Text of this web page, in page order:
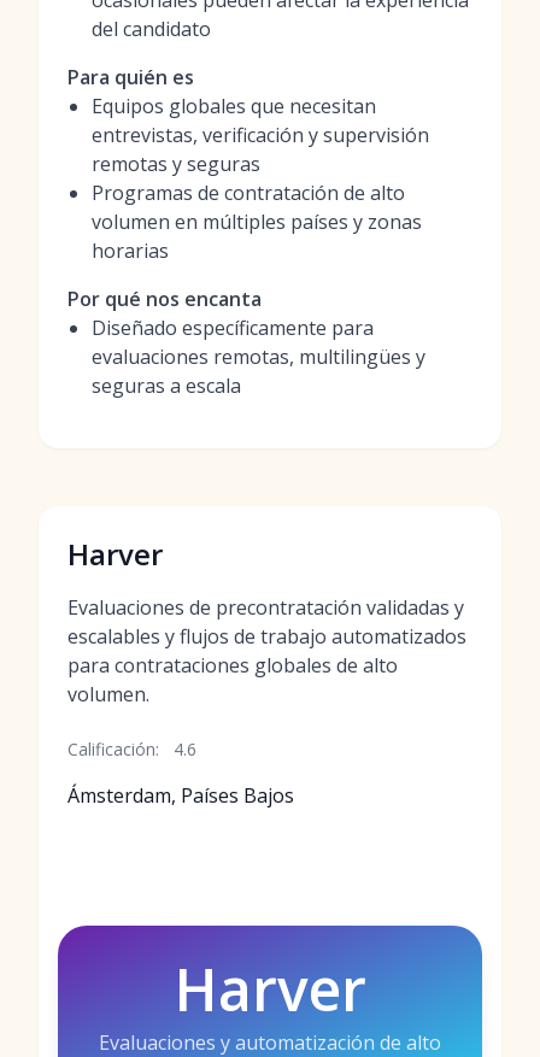
del candidato
Para quién es
Equipos globales que necesitan
entrevistas, verificación y supervisión
remotas y seguras
Programas de contratación de alto
volumen en múltiples países y zonas
horarias
Por qué nos encanta
Diseñado específicamente para
evaluaciones remotas, multilingües y
seguras a escala
Harver
Evaluaciones de precontratación validadas y
escalables y flujos de trabajo automatizados
para contrataciones globales de alto
volumen.
Calificación: 4.6
Ámsterdam, Países Bajos
Harver
Evaluaciones y automatización de alto